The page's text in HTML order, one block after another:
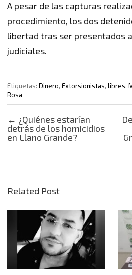
A pesar de las capturas
procedimiento, los dos
libertad tras ser presentados
judiciales.
Etiquetas: Dinero, Extorsionistas, libres,
Rosa
Post navigation
← ¿Quiénes estarían
detrás de los homicidios
en Llano Grande?
Related Post